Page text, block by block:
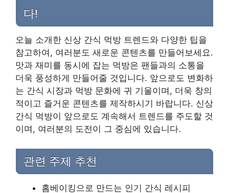
다!
오늘 소개한 신상 간식 먹방 트렌드와 다양한 팁을
참고하여, 여러분도 새로운 콘텐츠를 만들어보세요.
맛과 재미를 동시에 잡는 먹방은 팬들과의 소통을
더욱 풍성하게 만들어줄 것입니다. 앞으로도 변화하
는 간식 시장과 먹방 문화에 귀 기울이며, 더욱 창의
적이고 즐거운 콘텐츠를 제작하시기 바랍니다. 신상
간식 먹방이 앞으로도 계속해서 트렌드를 주도할 것
이며, 여러분의 도전이 그 중심에 있습니다.
관련 주제 추천
홈베이킹으로 만드는 인기 간식 레시피